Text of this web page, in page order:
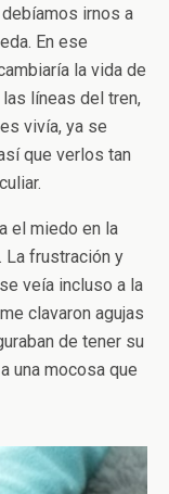
irnos a
En ese
la vida de
líneas del tren,
vivía, ya se
que verlos tan
el miedo en la
La frustración y
veía incluso a la
clavaron agujas
de tener su
una mocosa que